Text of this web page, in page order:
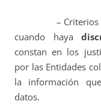
– Criterios de
cuando haya
constan en los
por las Entidades
la información
datos.